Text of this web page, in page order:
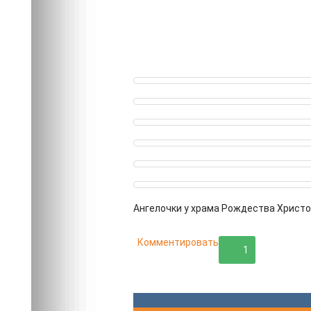
Ангелочки у храма Рождества
Комментировать
1